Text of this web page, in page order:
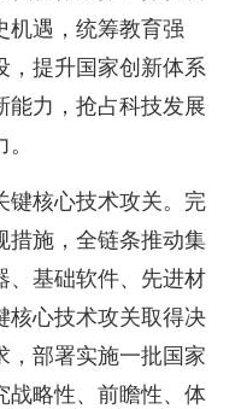
机遇，统筹教育强
，提升国家创新体系
能力，抢占科技发展
键核心技术攻关。完
措施，全链条推动集
、基础软件、先进材
核心技术攻关取得决
，部署实施一批国家
战略性、前瞻性、体